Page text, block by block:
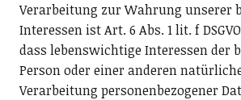
Verarbeitung zur Wahrung unserer
Interessen ist Art. 6 Abs. 1 lit. f
dass lebenswichtige Interessen der
Person oder einer anderen
Verarbeitung personenbezogener